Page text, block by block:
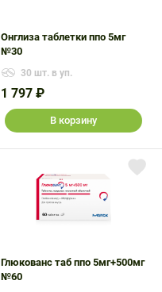
Онглиза таблетки ппо 5мг
№30
30 шт. в уп.
1 797 ₽
В корзину
Глюкованс таб ппо 5мг+500мг
№60